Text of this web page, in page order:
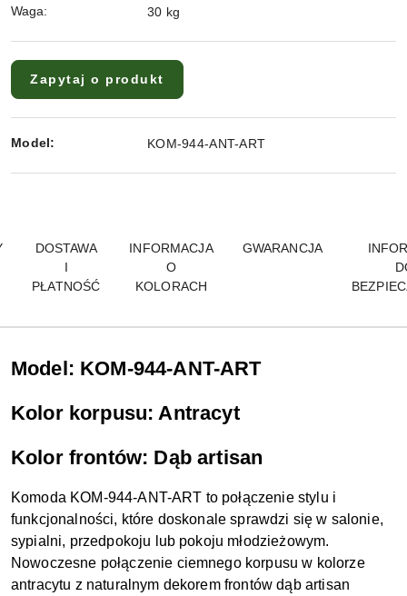
Waga: 30 kg
Zapytaj o produkt
Model: KOM-944-ANT-ART
DOSTAWA
I
PŁATNOŚĆ
INFORMACJA
O
KOLORACH
GWARANCJA
Model: KOM-944-ANT-ART
Kolor korpusu: Antracyt
Kolor frontów: Dąb artisan
Komoda KOM-944-ANT-ART to połączenie stylu i
funkcjonalności, które doskonale sprawdzi się w salonie,
sypialni, przedpokoju lub pokoju młodzieżowym.
Nowoczesne połączenie ciemnego korpusu w kolorze
antracytu z naturalnym dekorem frontów dąb artisan